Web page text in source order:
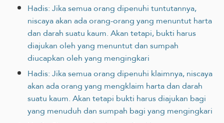
Hadis: Jika semua orang dipenuhi tuntutannya,
niscaya akan ada orang-orang yang menuntut harta
dan darah suatu kaum. Akan tetapi, bukti harus
diajukan oleh yang menuntut dan sumpah
diucapkan oleh yang mengingkari
Hadis: Jika semua orang dipenuhi klaimnya, niscaya
akan ada orang yang mengklaim harta dan darah
suatu kaum. Akan tetapi bukti harus diajukan bagi
yang menuduh dan sumpah bagi yang mengingkari